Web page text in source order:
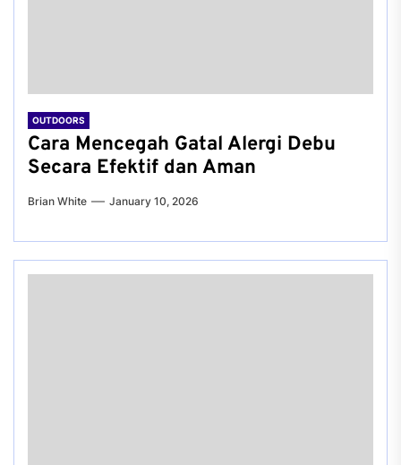
OUTDOORS
Cara Mencegah Gatal Alergi Debu
Secara Efektif dan Aman
Brian White January 10, 2026